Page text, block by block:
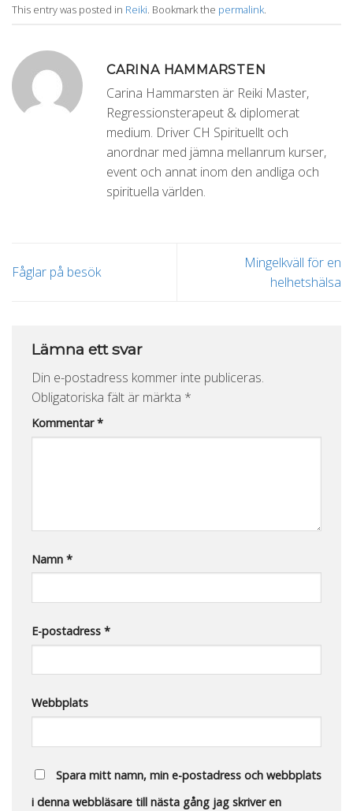
This entry was posted in Reiki. Bookmark the permalink.
CARINA HAMMARSTEN
Carina Hammarsten är Reiki Master,
Regressionsterapeut & diplomerat
medium. Driver CH Spirituellt och
anordnar med jämna mellanrum kurser,
event och annat inom den andliga och
spirituella världen.
Fåglar på besök
Mingelkväll för en
helhetshälsa
Lämna ett svar
Din e-postadress kommer inte publiceras.
Obligatoriska fält är märkta *
Kommentar*
Namn *
E-postadress *
Webbplats
Spara mitt namn, min e-postadress och webbplats
i denna webbläsare till nästa gång jag skriver en